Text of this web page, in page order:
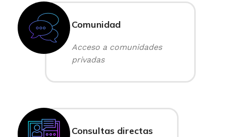
Comunidad
Acceso a comunidades
privadas
Consultas directas